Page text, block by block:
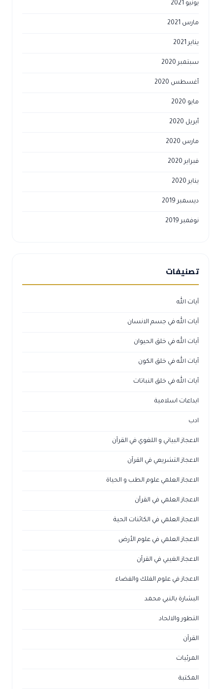
يونيو 2021
مارس 2021
يناير 2021
سبتمبر 2020
أغسطس 2020
مايو 2020
أبريل 2020
مارس 2020
فبراير 2020
يناير 2020
ديسمبر 2019
نوفمبر 2019
تصنيفات
آيات الله
آيات الله في جسم الانسان
آيات الله في خلق الحيوان
آيات الله في خلق الكون
آيات الله في خلق النباتات
ابداعات اسلامية
ادب
الاعجاز البياني و اللغوي في القرآن
الاعجاز التشريعي في القرآن
الاعجاز العلمي علوم الطب و الحياة
الاعجاز العلمي في القرآن
الاعجاز العلمي في الكائنات الحية
الاعجاز العلمي في علوم الأرض
الاعجاز الغيبي في القرآن
الاعجاز في علوم الفلك والفضاء
البشارة بالنبي محمد
التطور والالحاد
القرآن
المرئيات
المكتبة